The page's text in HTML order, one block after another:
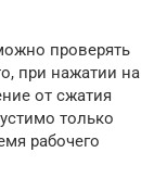
проверять
при нажатии на
от сжатия
только
рабочего